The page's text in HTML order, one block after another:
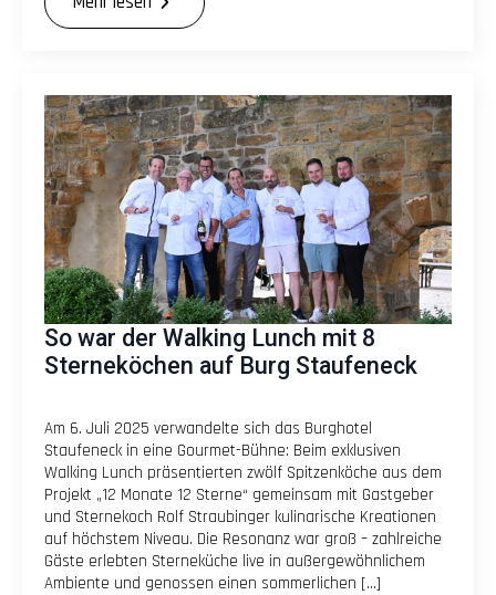
So war der Walking Lunch mit 8
Sterneköchen auf Burg Staufeneck
Am 6. Juli 2025 verwandelte sich das Burghotel
Staufeneck in eine Gourmet-Bühne: Beim exklusiven
Walking Lunch präsentierten zwölf Spitzenköche aus dem
Projekt „12 Monate 12 Sterne“ gemeinsam mit Gastgeber
und Sternekoch Rolf Straubinger kulinarische Kreationen
auf höchstem Niveau. Die Resonanz war groß – zahlreiche
Gäste erlebten Sterneküche live in außergewöhnlichem
Ambiente und genossen einen sommerlichen […]